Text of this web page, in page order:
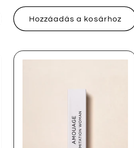
Hozzáadás a kosárhoz